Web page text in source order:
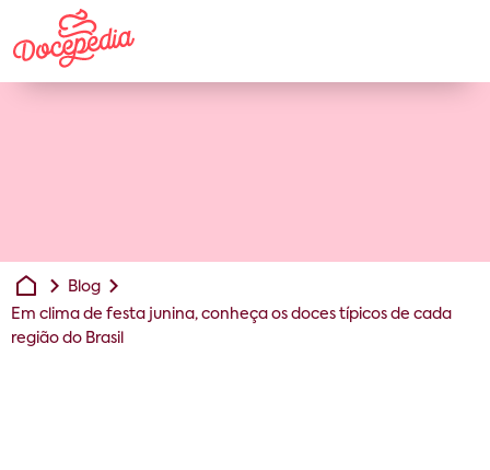
Blog
Em clima de festa junina, conheça os doces típicos de cada
região do Brasil